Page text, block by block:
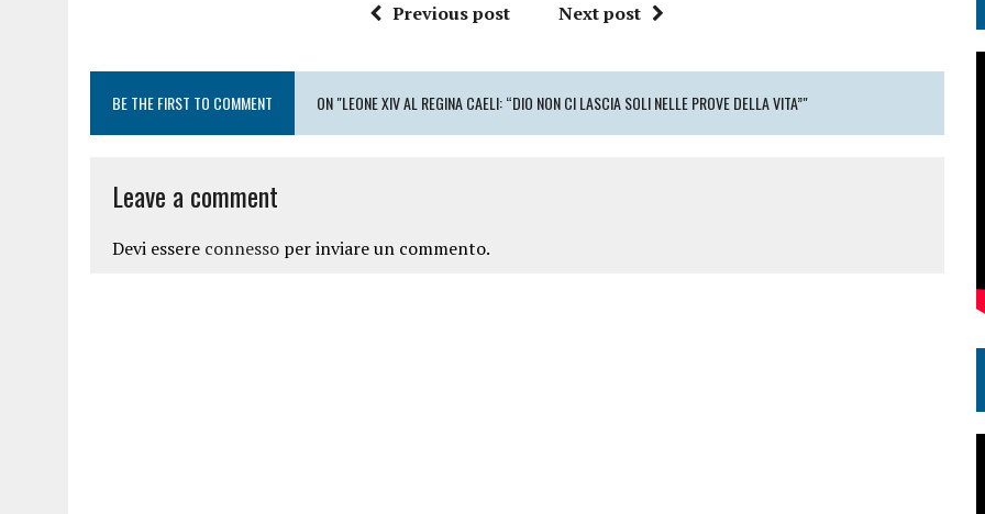
Previous post Next post
BE THE FIRST TO COMMENT ON "LEONE XIV AL REGINA CAELI: “DIO NON CI LASCIA SOLI NELLE PROVE DELLA VITA”"
Leave a comment
Devi essere connesso per inviare un commento.